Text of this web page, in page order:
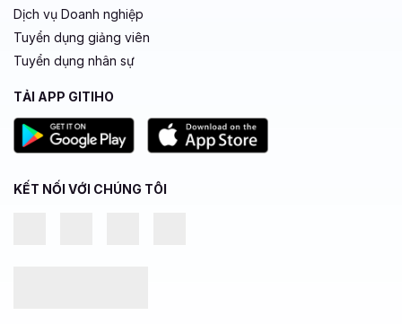
Dịch vụ Doanh nghiệp
Tuyển dụng giảng viên
Tuyển dụng nhân sự
TẢI APP GITIHO
KẾT NỐI VỚI CHÚNG TÔI